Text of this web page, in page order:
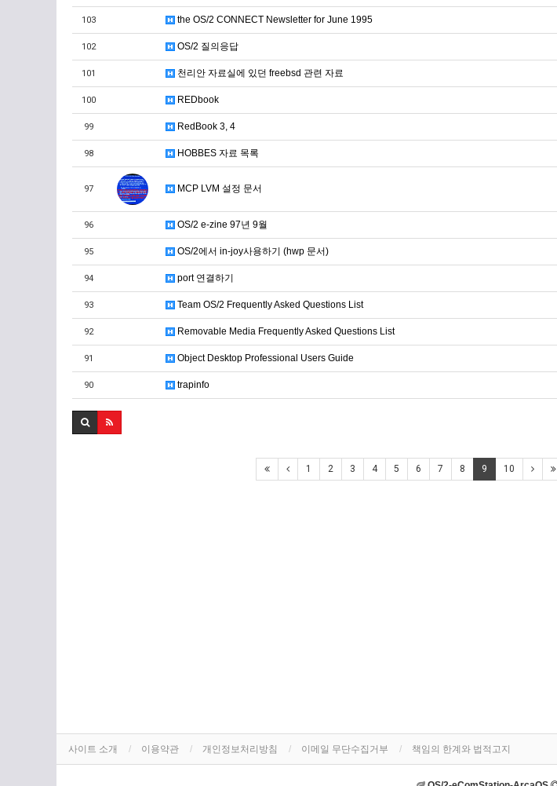
103 the OS/2 CONNECT Newsletter for June 1995
102 OS/2 질의응답
101 천리안 자료실에 있던 freebsd 관련 자료
100 REDbook
99 RedBook 3, 4
98 HOBBES 자료 목록
97 MCP LVM 설정 문서
96 OS/2 e-zine 97년 9월
95 OS/2에서 in-joy사용하기 (hwp 문서)
94 port 연결하기
93 Team OS/2 Frequently Asked Questions List
92 Removable Media Frequently Asked Questions List
91 Object Desktop Professional Users Guide
90 trapinfo
1 2 3 4 5 6 7 8 9 10
사이트 소개 이용약관 개인정보처리방침 이메일 무단수집거부 책임의 한계와 법적고지